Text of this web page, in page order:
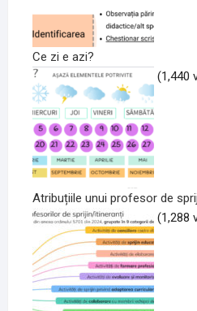
Ce zi e azi?
(1,440
Atribuțiile unui profesor de
(1,288